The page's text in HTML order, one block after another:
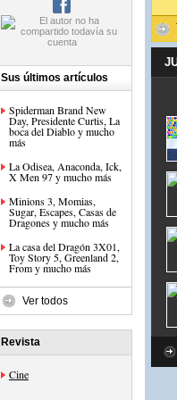
Sus últimos artículos
Spiderman Brand New
Day, Presidente Curtis, La
boca del Diablo y mucho
más
La Odisea, Anaconda, Ick,
X Men 97 y mucho más
Minions 3, Momias,
Sugar, Escapes, Casas de
Dragones y mucho más
La casa del Dragón 3X01,
Toy Story 5, Greenland 2,
From y mucho más
Ver todos
Revista
Cine